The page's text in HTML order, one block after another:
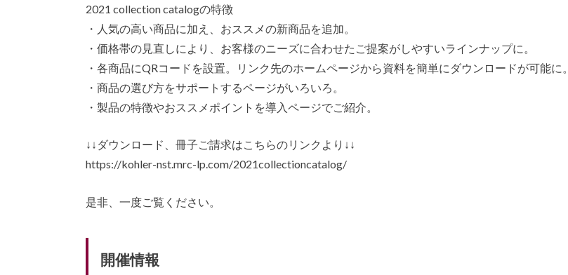
2021 collection catalogの特徴
・人気の高い商品に加え、おススメの新商品を追加。
・価格帯の見直しにより、お客様のニーズに合わせたご提案がしやすいラインナップに。
・各商品にQRコードを設置。リンク先のホームページから資料を簡単にダウンロードが可能に。
・商品の選び方をサポートするページがいろいろ。
・製品の特徴やおススメポイントを導入ページでご紹介。
↓↓ダウンロード、冊子ご請求はこちらのリンクより↓↓
https://kohler-nst.mrc-lp.com/2021collectioncatalog/
是非、一度ご覧ください。
開催情報